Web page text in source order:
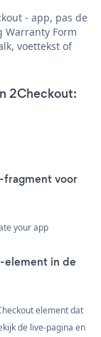
- app, pas de
Warranty Form
voettekst of
2Checkout:
fragment voor
your app
element in de
element dat
de live-pagina en